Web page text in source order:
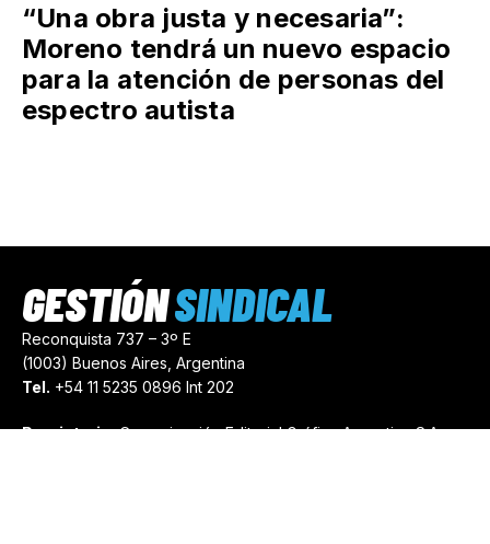
“Una obra justa y necesaria”:
Moreno tendrá un nuevo espacio
para la atención de personas del
espectro autista
Reconquista 737 – 3º E
(1003) Buenos Aires, Argentina
Tel. +54 11 5235 0896 Int 202
Propietario:Comunicación Editorial Gráfica Argentina S.A.
GESTIÓNSINDICAL